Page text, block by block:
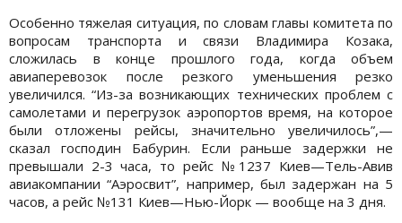
Особенно тяжелая ситуация, по словам главы комитета по
вопросам транспорта и связи Владимира Козака,
сложилась в конце прошлого года, когда объем
авиаперевозок после резкого уменьшения резко
увеличился. “Из-за возникающих технических проблем с
самолетами и перегрузок аэропортов время, на которое
были отложены рейсы, значительно увеличилось”,—
сказал господин Бабурин. Если раньше задержки не
превышали 2-3 часа, то рейс №1237 Киев—Тель-Авив
авиакомпании “Аэросвит”, например, был задержан на 5
часов, а рейс №131 Киев—Нью-Йорк — вообще на 3 дня.